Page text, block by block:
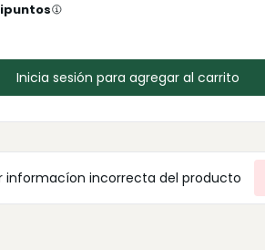
Inicia sesión para agregar al carrito
informacíon incorrecta del producto